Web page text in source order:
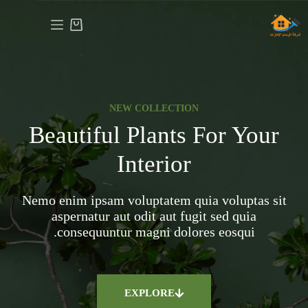
NEW COLLECTION
Beautiful Plants For Your
Interior
Nemo enim ipsam voluptatem quia voluptas sit
aspernatur aut odit aut fugit sed quia
consequuntur magni dolores eosqui.
EXPLORE